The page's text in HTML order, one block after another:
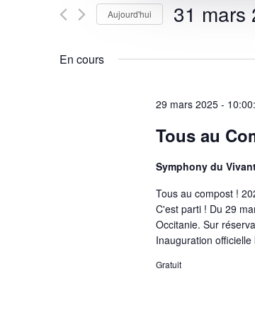
Aujourd'hui 31 mars
En cours
29 mars 2025 - 10:00:
Tous au
Symphony du
Tous au compost !
C'est parti ! Du 29
Occitanie. Sur
Inauguration
Gratuit